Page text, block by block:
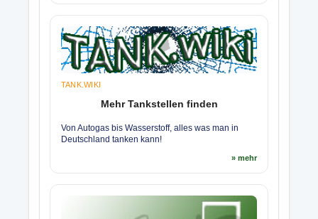
TANK.WIKI
Mehr Tankstellen finden
Von Autogas bis Wasserstoff, alles was man in
Deutschland tanken kann!
» mehr